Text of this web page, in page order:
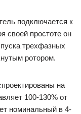
подключается к
своей простоте он
трехфазных
ротором.
на
100-130% от
номинальный в 4-